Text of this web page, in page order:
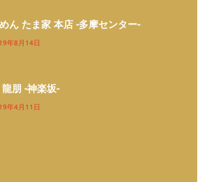
ん たま家 本店 -多摩センター-
年8月14日
朋 -神楽坂-
年4月11日